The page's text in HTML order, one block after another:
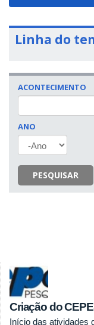
Linha do
ACONTECIMENTO
ANO
PESQUISAR
Criação do
Início das atividades